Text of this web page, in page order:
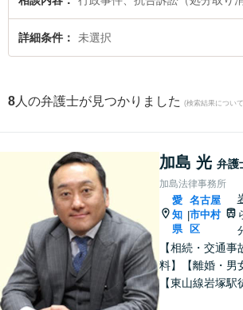
等）のトラブルを今すぐに弁護士に相談したい』『抗
等）のトラブル解決の実績豊富な近くの弁護士を検索
で抗告訴訟（処分取り消し等）を法律相談できる名古
詳細条件 未選択
8 人の弁護士が見つかりました (検索結果につい
加島 光 弁護
加島法律事務所
愛
知
県
|
名古屋
市中村
区
【相続・交通
料】【離婚・男
【東山線岩塚駅